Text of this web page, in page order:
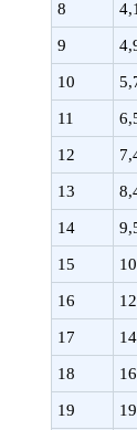
8
9
10
11
12
13
14
15
16
17
18
19